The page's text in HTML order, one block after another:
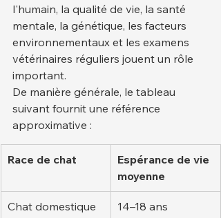
l'humain, la qualité de vie, la santé
mentale, la génétique, les facteurs
environnementaux et les examens
vétérinaires réguliers jouent un rôle
important.
De manière générale, le tableau
suivant fournit une référence
approximative :
Race de chat
Espérance de vie
moyenne
Chat domestique 14–18 ans